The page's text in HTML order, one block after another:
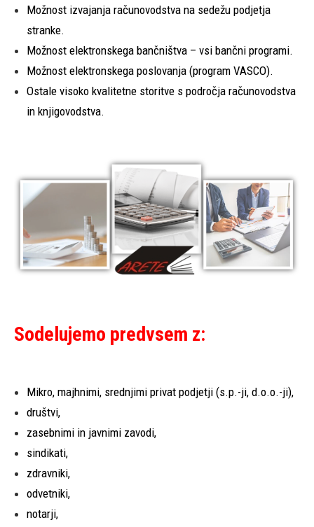
Možnost izvajanja računovodstva na sedežu podjetja
stranke.
Možnost elektronskega bančništva – vsi bančni programi.
Možnost elektronskega poslovanja (program VASCO).
Ostale visoko kvalitetne storitve s področja računovodstva
in knjigovodstva.
Sodelujemo predvsem z:
Mikro, majhnimi, srednjimi privat podjetji (s.p.-ji, d.o.o.-ji),
društvi,
zasebnimi in javnimi zavodi,
sindikati,
zdravniki,
odvetniki,
notarji,